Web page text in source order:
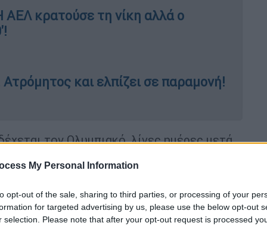
My Personal Information
opt-out of the sale, sharing to third parties, or processing of your
for targeted advertising by us, please use the below opt-out
selection. Please note that after your opt-out request is processed
κρατούσε τη νίκη αλλά ο
και ελπίζει σε παραμονή!
τον Ολυμπιακό, λίγες ημέρες μετά
Η ομάδα του Ραζβάν Λουτσέσκου
διεκδίκηση της δεύτερης θέσης, ενώ από
η εκτός έδρας νίκη που θα διατηρήσει
στο -5 από την ΑΕΚ και στο +3 από τον